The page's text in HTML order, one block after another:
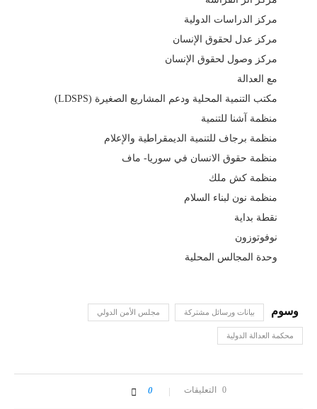
مركز الدراسات الدولية
مركز عدل لحقوق الإنسان
مركز وصول لحقوق الإنسان
مع العدالة
مكتب التنمية المحلية ودعم المشاريع الصغيرة (LDSPS)
منظمة آشنا للتنمية
منظمة برجاف للتنمية الديمقراطية والإعلام
منظمة حقوق الانسان في سوريا- ماف
منظمة كش ملك
منظمة نون لبناء السلام
نقطة بداية
نوفوتوزون
وحدة المجالس المحلية
بيانات ورسائل مشتركة مجلس الأمن الدولي
محكمة العدالة الدولية
0 التعليقات 0